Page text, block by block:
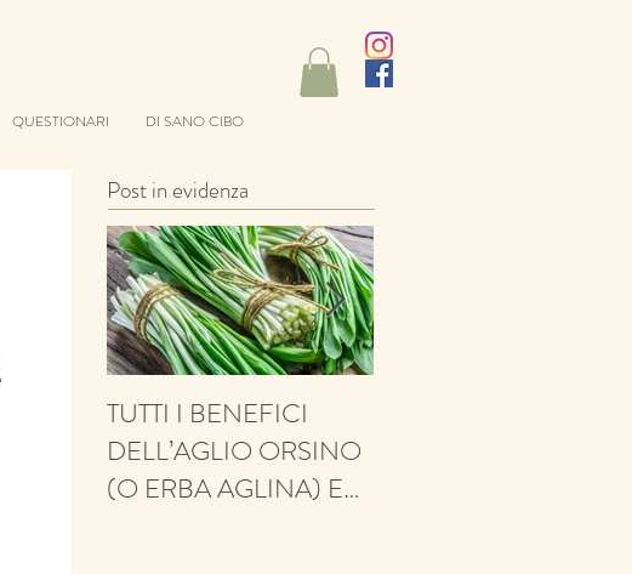
QUESTIONARI DI SANO CIBO
Post in evidenza
TUTTI I BENEFICI
DELL’AGLIO ORSINO
(O ERBA AGLINA) E